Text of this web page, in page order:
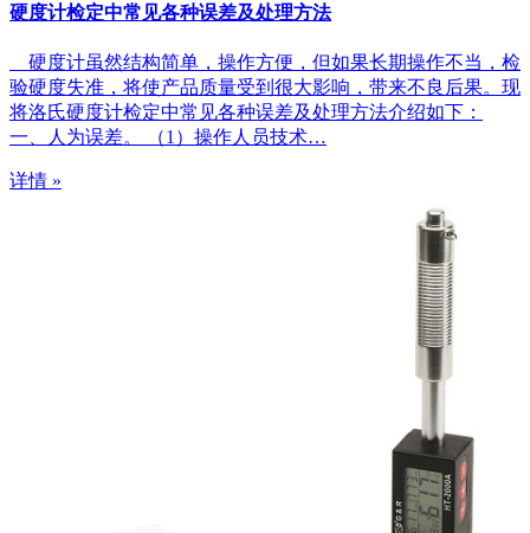
硬度计检定中常见各种误差及处理方法
硬度计虽然结构简单，操作方便，但如果长期操作不当，检
验硬度失准，将使产品质量受到很大影响，带来不良后果。现
将洛氏硬度计检定中常见各种误差及处理方法介绍如下：
一、人为误差。 （1）操作人员技术…
详情 »